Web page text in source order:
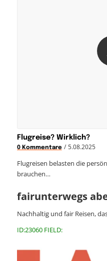
Flugreise? Wirklich?
0 Kommentare / 5.08.2025
Flugreisen belasten die
brauchen…
fairunterwegs
Nachhaltig und fair Reisen,
ID:23060 FIELD: